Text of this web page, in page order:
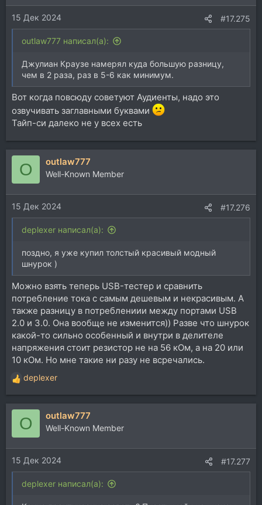
и
:15 Дек 2024 #17.275
outlaw777 написал(а):
Джулиан Краузе намерял куда большую разницу,
чем в 2 раза, раз в 5-6 как минимум.
Вот когда повсюду советуют Аудиенты, надо это
озвучивать заглавными буквами
Тайп-си далеко не у всех есть
O outlaw777
Well-Known Member
15 Дек 2024 #17.276
deplexer написал(а):
поздно, я уже купил толстый красивый модный
шнурок )
Можно взять теперь USB-тестер и сравнить
потребление тока с самым дешевым и некрасивым. А
также разницу в потреблениии между портами USB
2.0 и 3.0. Она вообще не изменится)) Разве что шнурок
какой-то сильно особенный и внутри в делителе
напряжения стоит резистор не на 56 кОм, а на 20 или
10 кОм. Но мне такие ни разу не всречались.
Р
е
а
и
и
:
deplexer
O outlaw777
Well-Known Member
15 Дек 2024 #17.277
deplexer написал(а):